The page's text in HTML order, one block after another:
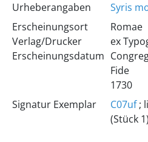
Urheberangaben
Syris
Erscheinungsort
Verlag/Drucker
Erscheinungsdatum
Romae
ex
Fide
1730
Signatur Exemplar
C07uf;
(Stück 1)